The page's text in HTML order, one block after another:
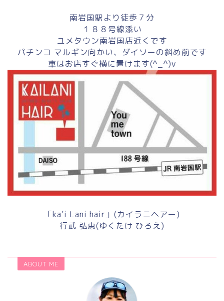
南岩国駅より徒歩７分
１８８号線添い
ユメタウン南岩国店近くです
パチンコ マルギン向かい、ダイソーの斜め前です
車はお店すぐ横に置けます(^_^)v
「ka’i Lani hair」(カイラニヘアー)
行武 弘恵(ゆくたけ ひろえ)
ABOUT ME